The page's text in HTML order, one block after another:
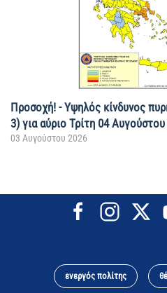
Προσοχή! - Υψηλός κίνδυνος
3) για αύριο Τρίτη 04
03 Αυγούστου 2026
ενεργός πολίτης